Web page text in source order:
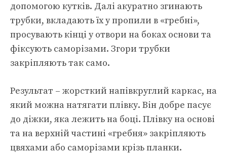
допомогою кутків. Далі акуратно згинають
трубки, вкладають їх у пропили в «гребні»,
просувають кінці у отвори на боках основи та
фіксують саморізами. Згори трубки
закріпляють так само.
Результат – жорсткий напівкруглий каркас, на
який можна натягати плівку. Він добре пасує
до діжки, яка лежить на боці. Плівку на основі
та на верхній частині «гребня» закріпляють
цвяхами або саморізами крізь планки.